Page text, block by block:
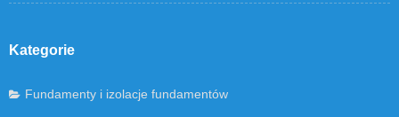
Kategorie
Fundamenty i izolacje fundamentów